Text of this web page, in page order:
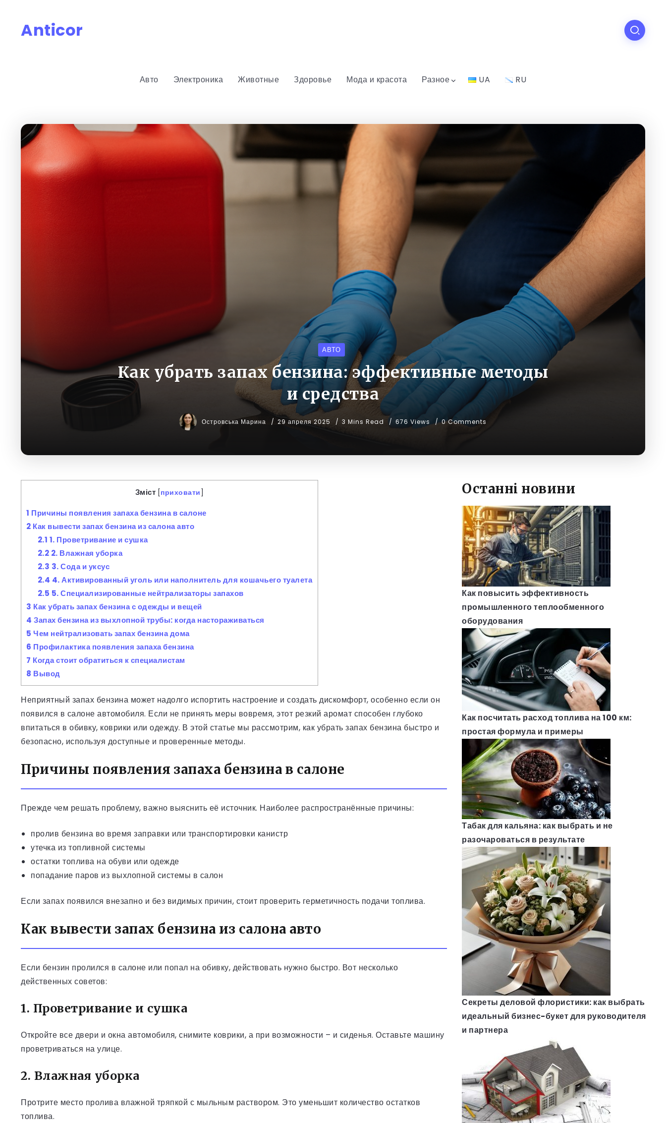
Anticor
Авто Электроника Животные Здоровье Мода и красота Разное UA RU
АВТО
Как убрать запах бензина: эффективные методы
и средства
Островська Марина 29 апреля 2025 3 Mins Read 676 Views 0 Comments
Зміст [приховати ]
1 Причины появления запаха бензина в салоне
2 Как вывести запах бензина из салона авто
2.1 1. Проветривание и сушка
2.2 2. Влажная уборка
2.3 3. Сода и уксус
2.4 4. Активированный уголь или наполнитель для кошачьего туалета
2.5 5. Специализированные нейтрализаторы запахов
3 Как убрать запах бензина с одежды и вещей
4 Запах бензина из выхлопной трубы: когда настораживаться
5 Чем нейтрализовать запах бензина дома
6 Профилактика появления запаха бензина
7 Когда стоит обратиться к специалистам
8 Вывод
Неприятный запах бензина может надолго испортить настроение и создать дискомфорт, особенно если он
появился в салоне автомобиля. Если не принять меры вовремя, этот резкий аромат способен глубоко
впитаться в обивку, коврики или одежду. В этой статье мы рассмотрим, как убрать запах бензина быстро и
безопасно, используя доступные и проверенные методы.
Причины появления запаха бензина в салоне
Прежде чем решать проблему, важно выяснить её источник. Наиболее распространённые причины:
пролив бензина во время заправки или транспортировки канистр
утечка из топливной системы
остатки топлива на обуви или одежде
попадание паров из выхлопной системы в салон
Если запах появился внезапно и без видимых причин, стоит проверить герметичность подачи топлива.
Как вывести запах бензина из салона авто
Если бензин пролился в салоне или попал на обивку, действовать нужно быстро. Вот несколько
действенных советов:
1. Проветривание и сушка
Откройте все двери и окна автомобиля, снимите коврики, а при возможности – и сиденья. Оставьте машину
проветриваться на улице.
2. Влажная уборка
Протрите место пролива влажной тряпкой с мыльным раствором. Это уменьшит количество остатков
топлива.
Останні новини
Как повысить эффективность
промышленного теплообменного
оборудования
Как посчитать расход топлива на 100 км:
простая формула и примеры
Табак для кальяна: как выбрать и не
разочароваться в результате
Секреты деловой флористики: как выбрать
идеальный бизнес-букет для руководителя
и партнера